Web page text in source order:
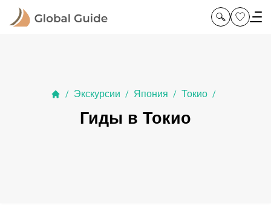
/ Экскурсии / Япония / Токио /
Гиды в Токио